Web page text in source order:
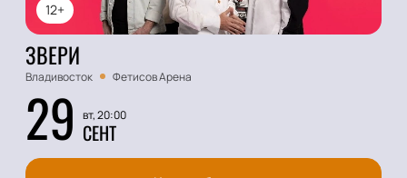
12+
ЗВЕРИ
Владивосток Фетисов Арена
29 вт, 20:00
СЕНТ